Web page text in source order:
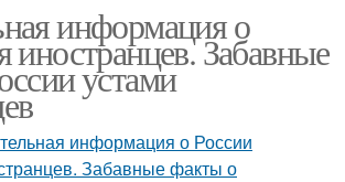
информация о
иностранцев. Забавные
устами